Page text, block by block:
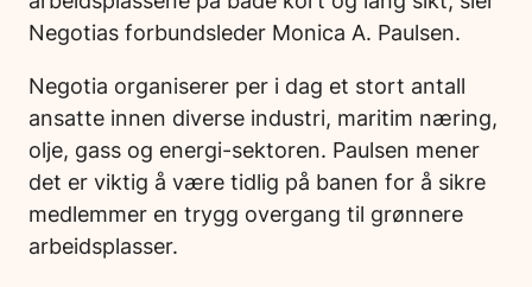
Negotias forbundsleder Monica A. Paulsen.
Negotia organiserer per i dag et stort antall
ansatte innen diverse industri, maritim næring,
olje, gass og energi-sektoren. Paulsen mener
det er viktig å være tidlig på banen for å sikre
medlemmer en trygg overgang til grønnere
arbeidsplasser.